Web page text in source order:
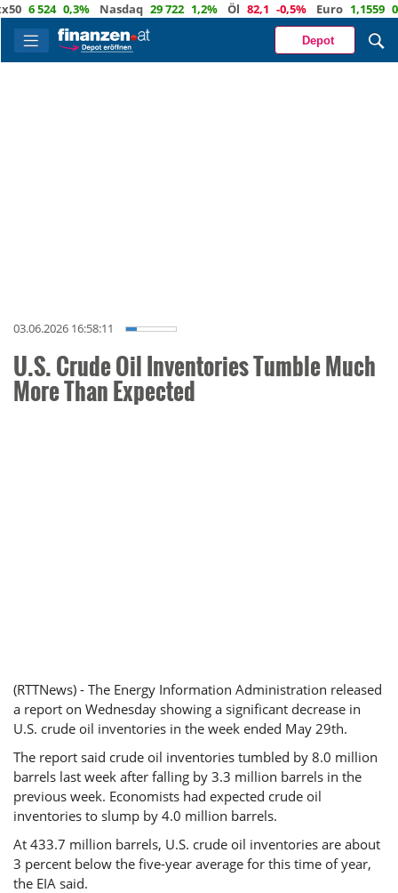
6 524 0,3% Nasdaq 29 722 1,2% Öl 82,1 -0,5% Euro 1,1559
Depot
03.06.2026 16:58:11
U.S. Crude Oil Inventories Tumble Much
More Than Expected
(RTTNews) - The Energy Information Administration released
a report on Wednesday showing a significant decrease in
U.S. crude oil inventories in the week ended May 29th.
The report said crude oil inventories tumbled by 8.0 million
barrels last week after falling by 3.3 million barrels in the
previous week. Economists had expected crude oil
inventories to slump by 4.0 million barrels.
At 433.7 million barrels, U.S. crude oil inventories are about
3 percent below the five-year average for this time of year,
the EIA said.